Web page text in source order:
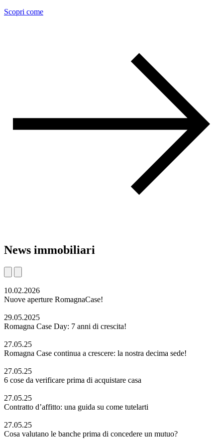
Scopri come
News immobiliari
10.02.2026
Nuove aperture RomagnaCase!
29.05.2025
Romagna Case Day: 7 anni di crescita!
27.05.25
Romagna Case continua a crescere: la nostra decima sede!
27.05.25
6 cose da verificare prima di acquistare casa
27.05.25
Contratto d’affitto: una guida su come tutelarti
27.05.25
Cosa valutano le banche prima di concedere un mutuo?